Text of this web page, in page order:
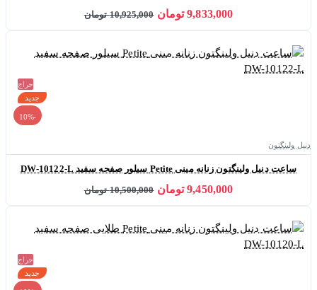
9,833,000 تومان 10,925,000 تومان
حراج
جدید
-10%
دنیل ولینگتون
ساعت دنیل ولینگتون زنانه مینی Petite سیلور صفحه سفید DW-10122-L
9,450,000 تومان 10,500,000 تومان
حراج
جدید